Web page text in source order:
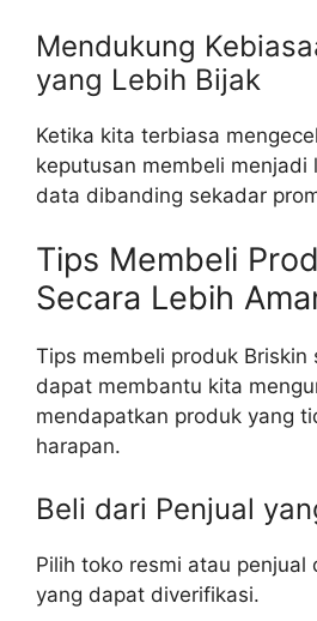
Mendukung
yang Lebih Bijak
Ketika kita terbiasa
keputusan membeli menjadi
data dibanding sekadar
Tips Membeli
Secara Lebih
Tips membeli produk Briskin
dapat membantu kita
mendapatkan produk yang
harapan.
Beli dari Penjual
Pilih toko resmi atau penjual
yang dapat diverifikasi.